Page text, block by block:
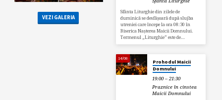
VEZI GALERIA
Sfânta Liturghie din zilele de
duminică se desfășoară după slujba
utreniei care începe la ora 08:30 în
Biserica Nașterea Maicii Domnului.
Termenul „Liturghie” este de…
14/08
Prohodul Maicii
Domnului
19:00 – 21:30
Praznice în cinstea
Maicii Domnului